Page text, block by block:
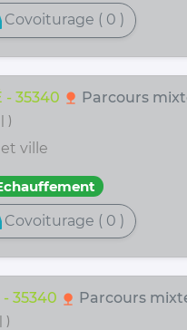
Covoiturage ( 0 )
- 35340 nature Parcours
| )
ville
Covoiturage ( 0 )
- 35340 nature Parcours
| )